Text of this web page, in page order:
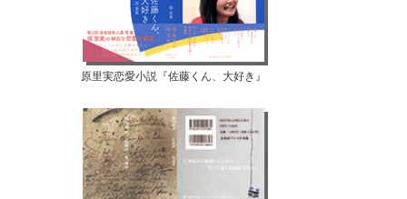
原里実恋愛小説『佐藤くん、大好き』